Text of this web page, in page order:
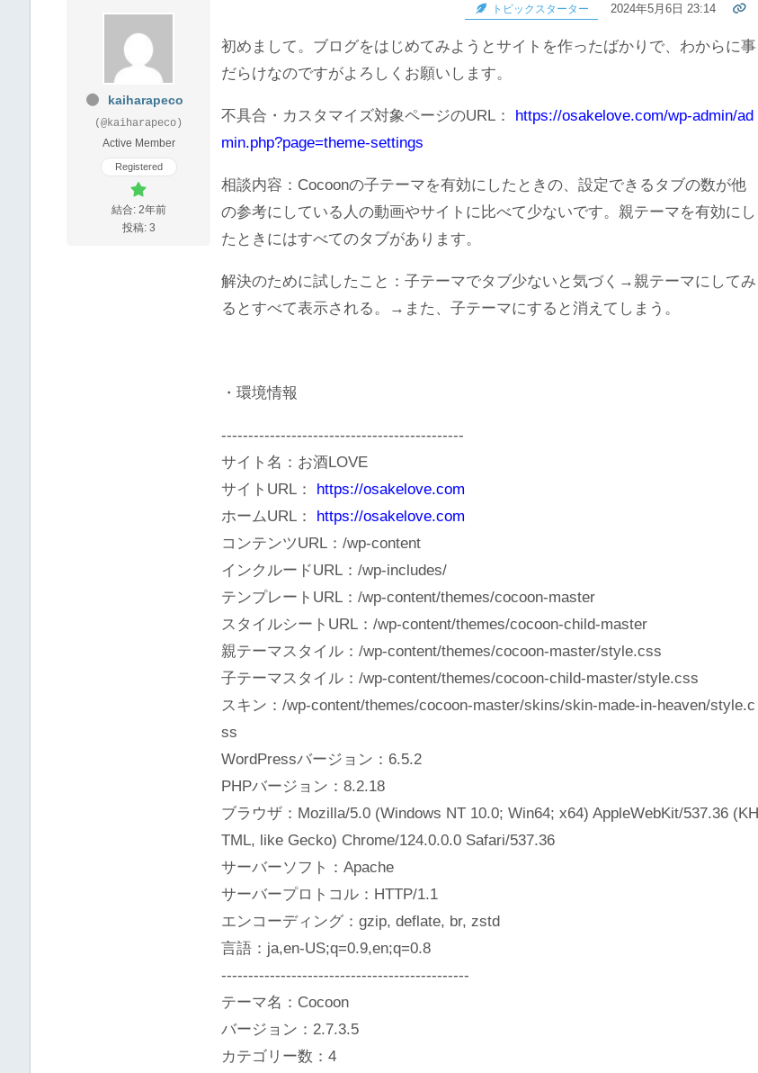
kaiharapeco
(@kaiharapeco)
Active Member
Registered
結合: 2年前
投稿: 3
トピックスターター 2024年5月6日 23:14
初めまして。ブログをはじめてみようとサイトを作ったばかりで、わからに事
だらけなのですがよろしくお願いします。
不具合・カスタマイズ対象ページのURL：
https://osakelove.com/wp-admin/ad
min.php?page=theme-settings
相談内容：Cocoonの子テーマを有効にしたときの、設定できるタブの数が他
の参考にしている人の動画やサイトに比べて少ないです。親テーマを有効にし
たときにはすべてのタブがあります。
解決のために試したこと：子テーマでタブ少ないと気づく→親テーマにしてみ
るとすべて表示される。→また、子テーマにすると消えてしまう。
・環境情報
---------------------------------------------
サイト名：お酒LOVE
サイトURL：
https://osakelove.com
ホームURL：
https://osakelove.com
コンテンツURL：/wp-content
インクルードURL：/wp-includes/
テンプレートURL：/wp-content/themes/cocoon-master
スタイルシートURL：/wp-content/themes/cocoon-child-master
親テーマスタイル：/wp-content/themes/cocoon-master/style.css
子テーマスタイル：/wp-content/themes/cocoon-child-master/style.css
スキン：/wp-content/themes/cocoon-master/skins/skin-made-in-heaven/style.c
ss
WordPressバージョン：6.5.2
PHPバージョン：8.2.18
ブラウザ：Mozilla/5.0 (Windows NT 10.0; Win64; x64) AppleWebKit/537.36 (KH
TML, like Gecko) Chrome/124.0.0.0 Safari/537.36
サーバーソフト：Apache
サーバープロトコル：HTTP/1.1
エンコーディング：gzip, deflate, br, zstd
言語：ja,en-US;q=0.9,en;q=0.8
----------------------------------------------
テーマ名：Cocoon
バージョン：2.7.3.5
カテゴリー数：4